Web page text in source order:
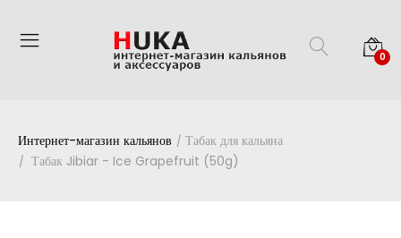
0
Интернет-магазин кальянов
Табак для кальяна
Табак Jibiar - Ice Grapefruit (50g)